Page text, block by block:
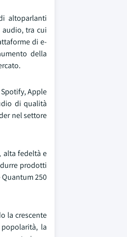
altoparlanti
tra cui
di e-
della
Apple
di qualità
nel settore
alta fedeltà e
prodotti
250
la crescente
la